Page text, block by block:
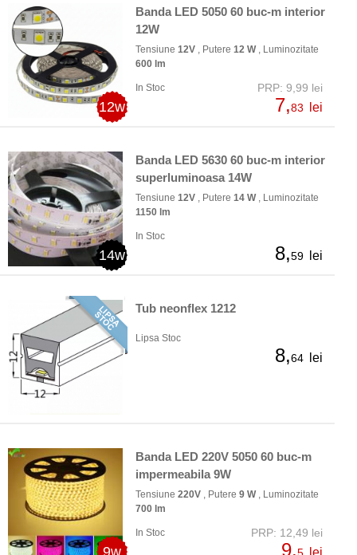
12w
Banda LED 5050 60 buc-m interior
12W
Tensiune 12V , Putere 12 W, Luminozitate
600 lm
In Stoc PRP: 9,99 lei
7,83 lei
14w
Banda LED 5630 60 buc-m interior
superluminoasa 14W
Tensiune 12V , Putere 14 W, Luminozitate
1150 lm
In Stoc
8,59 lei
Tub neonflex 1212
Lipsa Stoc
8,64 lei
Banda LED 220V 5050 60 buc-m
impermeabila 9W
Tensiune 220V , Putere 9 W, Luminozitate
700 lm
In Stoc PRP: 12,49 lei
9,